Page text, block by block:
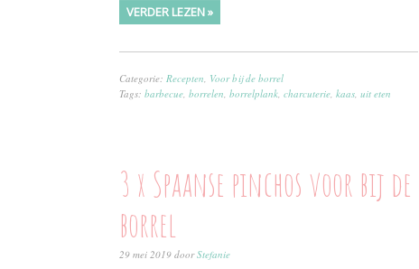
VERDER LEZEN »
Categorie: Recepten Voor bij de borrel
Tags: barbecue borrelen borrelplank charcuterie kaas uit eten
3 x Spaanse pinchos voor bij de
borrel
29 mei 2019 doorStefanie